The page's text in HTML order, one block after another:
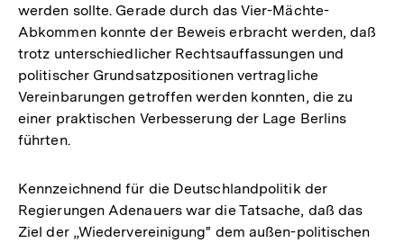
werden sollte. Gerade durch das Vier-Mächte-
Abkommen konnte der Beweis erbracht werden, daß
trotz unterschiedlicher Rechtsauffassungen und
politischer Grundsatzpositionen vertragliche
Vereinbarungen getroffen werden konnten, die zu
einer praktischen Verbesserung der Lage Berlins
führten.
Kennzeichnend für die Deutschlandpolitik der
Regierungen Adenauers war die Tatsache, daß das
Ziel der „Wiedervereinigung" dem außen-politischen